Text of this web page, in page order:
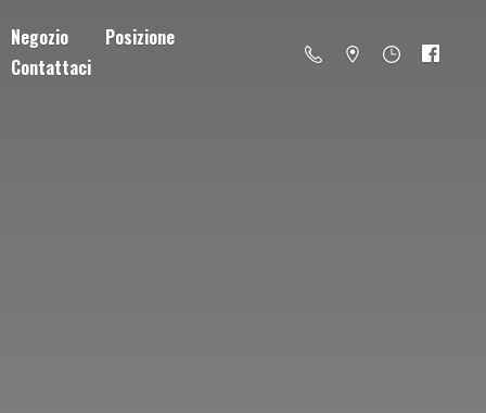
Negozio
Posizione
Contattaci